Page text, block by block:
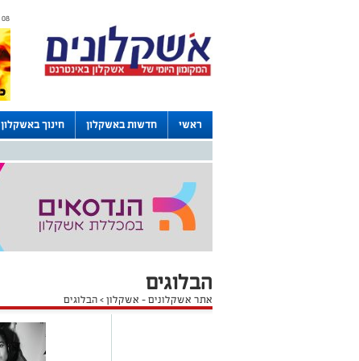
08 אוגוסט 2026 / 14:35
ראשי חדשות באשקלון חינוך באשקלון
הבלוגים
אתר אשקלונים - אשקלון>הבלוגים